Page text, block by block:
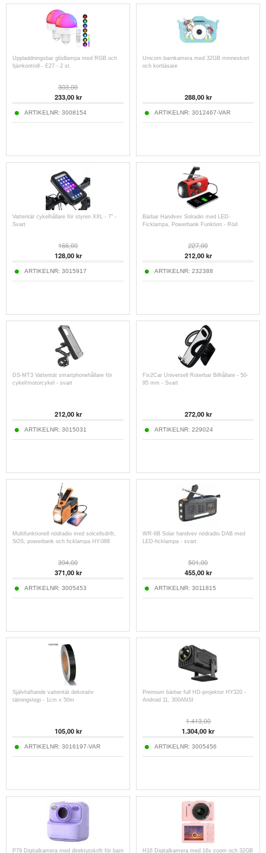
Uppladdningsbar glödlampa med RGB och
fjärrkontroll - E27 - 2 st.
303,00
233,00kr
ARTIKELNR: 3008154
Unicorn barnkamera med 32GB minneskort
och kortläsare
288,00kr
ARTIKELNR: 3012467-VAR
Vattentät cykelhållare för styren XXL - 7" -
Svart
166,00
128,00kr
ARTIKELNR: 3015917
Bärbar Handvev Solradio med LED-
Ficklampa, Powerbank Funktion - Röd
227,00
212,00kr
ARTIKELNR: 232388
DS-MT3 Vattentät smartphonehållare för
cykel/motorcykel - svart
212,00kr
ARTIKELNR: 3015031
Fix2Car Universell Roterbar Bilhållare - 50-
95 mm - Svart
272,00kr
ARTIKELNR: 229024
Multifunktionell nödradio med solcellsdrift,
SOS, powerbank och ficklampa HY-068
394,00
371,00kr
ARTIKELNR: 3005453
WR-6B Solar handvev nödradio DAB med
LED-ficklampa - svart
501,00
455,00kr
ARTIKELNR: 3011815
Självhäftande vattentät dekorativ
tätningstejp - 1cm x 50m
105,00kr
ARTIKELNR: 3016197-VAR
Premium bärbar full HD-projektor HY320 -
Android 11, 300ANSI
1.413,00
1.304,00 kr
ARTIKELNR: 3005456
P79 Digitalkamera med direktutskrift för barn H16 Digitalkamera med 16x zoom och 32GB